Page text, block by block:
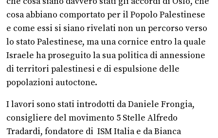
cosa abbiano comportato per il Popolo Palestinese
e come essi si siano rivelati non un percorso verso
lo stato Palestinese, ma una cornice entro la quale
Israele ha proseguito la sua politica di annessione
di territori palestinesi e di espulsione delle
popolazioni autoctone.
I lavori sono stati introdotti da Daniele Frongia,
consigliere del movimento 5 Stelle Alfredo
Tradardi, fondatore di ISM Italia e da Bianca